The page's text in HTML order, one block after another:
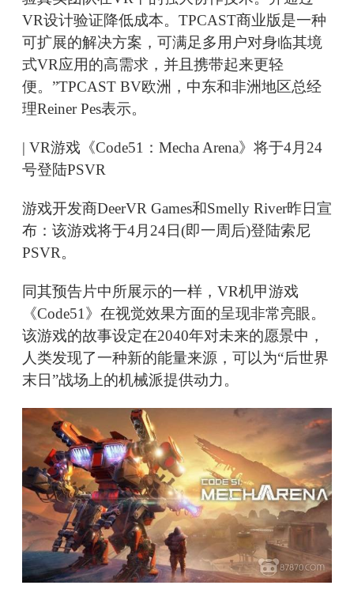
VR设计验证降低成本。TPCAST商业版是一种
可扩展的解决方案，可满足多用户对身临其境
式VR应用的高需求，并且携带起来更轻
便。”TPCAST BV欧洲，中东和非洲地区总经
理Reiner Pes表示。
| VR游戏《Code51：Mecha Arena》将于4月24
号登陆PSVR
游戏开发商DeerVR Games和Smelly River昨日宣
布：该游戏将于4月24日(即一周后)登陆索尼
PSVR。
同其预告片中所展示的一样，VR机甲游戏
《Code51》在视觉效果方面的呈现非常亮眼。
该游戏的故事设定在2040年对未来的愿景中，
人类发现了一种新的能量来源，可以为“后世界
末日”战场上的机械派提供动力。